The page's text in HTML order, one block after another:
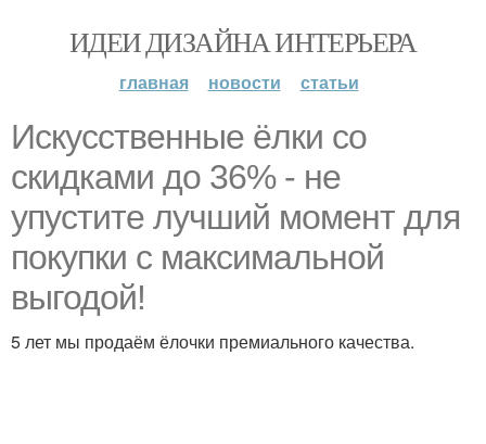
ИДЕИ ДИЗАЙНА ИНТЕРЬЕРА
главная новости статьи
Искусственные ёлки со
скидками до 36% - не
упустите лучший момент для
покупки с максимальной
выгодой!
5 лет мы продаём ёлочки премиального качества.